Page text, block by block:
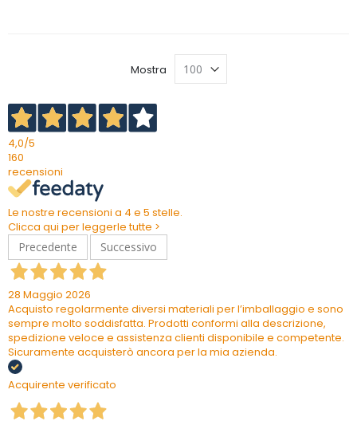
Mostra
4,0/5
160
recensioni
Le nostre recensioni a 4 e 5 stelle.
Clicca qui per leggerle tutte >
Precedente
Successivo
28 Maggio 2026
Acquisto regolarmente diversi materiali per l’imballaggio e sono
sempre molto soddisfatta. Prodotti conformi alla descrizione,
spedizione veloce e assistenza clienti disponibile e competente.
Sicuramente acquisterò ancora per la mia azienda.
Acquirente verificato